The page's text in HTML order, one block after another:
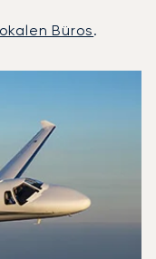
Büros.